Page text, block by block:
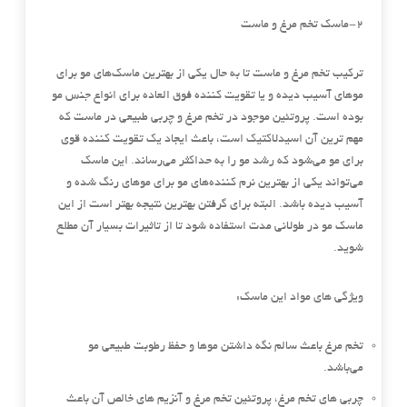
2-ماسک تخم مرغ و ماست
ترکیب تخم مرغ و ماست تا به حال یکی از بهترین ماسک‌های مو برای
موهای آسیب دیده و یا تقویت کننده فوق العاده برای انواع جنس مو
بوده است. پروتئین موجود در تخم مرغ و چربی طبیعی در ماست که
مهم ترین آن اسیدلاکتیک است، باعث ایجاد یک تقویت کننده قوی
برای مو می‌شود که رشد مو را به حداکثر می‌رساند. این ماسک
می‌تواند یکی از بهترین نرم کننده‌های مو برای موهای رنگ شده و
آسیب دیده باشد. البته برای گرفتن بهترین نتیجه بهتر است از این
ماسک مو در طولانی مدت استفاده شود تا از تاثیرات بسیار آن مطلع
شوید.
ویژگی های مواد این ماسک:
تخم مرغ باعث سالم نگه داشتن موها و حفظ رطوبت طبیعی مو
می‌باشد.
چربی های تخم مرغ، پروتئین تخم مرغ و آنزیم های خالص آن باعث